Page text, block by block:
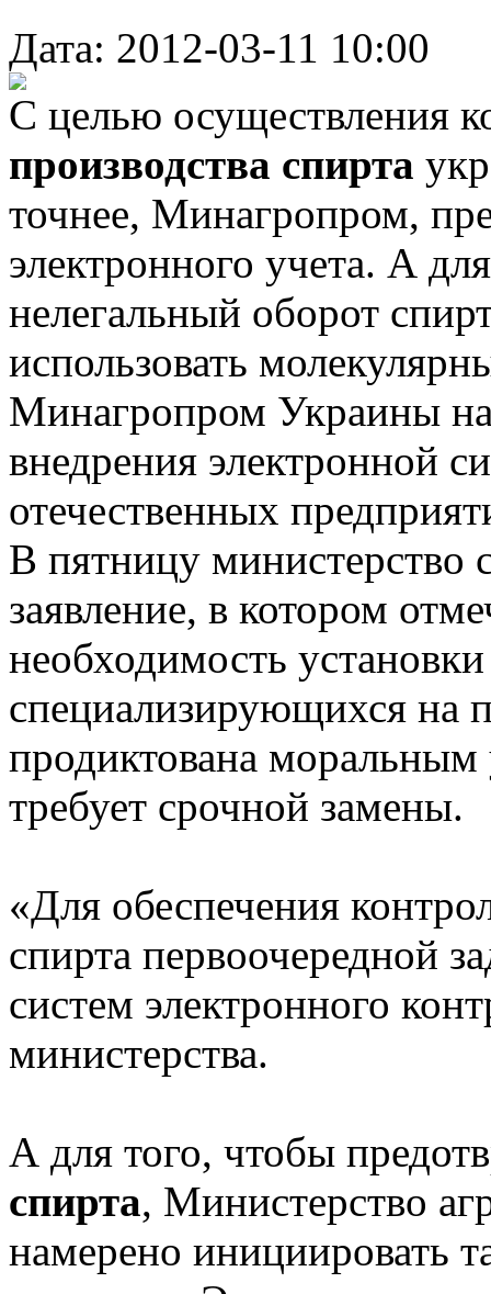
Дата: 2012-03-11 10:00
С целью осуществления
производства спирта
точнее, Минагропром,
электронного учета. А
нелегальный оборот
использовать
Минагропром Украины
внедрения электронной
отечественных
В пятницу министерство
заявление, в котором
необходимость
специализирующихся на
продиктована
требует срочной замены.
«Для обеспечения
спирта первоочередной
систем электронного
министерства.
А для того, чтобы
спирта, Министерство
намерено инициировать